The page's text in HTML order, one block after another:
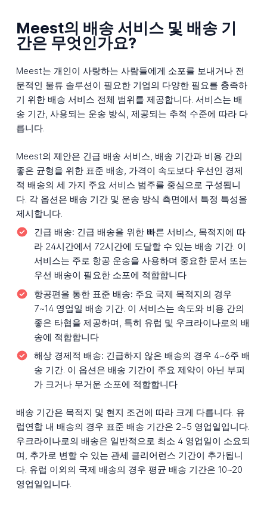
Meest의 배송 서비스 및 배송 기
간은 무엇인가요?
Meest는 개인이 사랑하는 사람들에게 소포를 보내거나 전
문적인 물류 솔루션이 필요한 기업의 다양한 필요를 충족하
기 위한 배송 서비스 전체 범위를 제공합니다. 서비스는 배
송 기간, 사용되는 운송 방식, 제공되는 추적 수준에 따라 다
릅니다.
Meest의 제안은 긴급 배송 서비스, 배송 기간과 비용 간의
좋은 균형을 위한 표준 배송, 가격이 속도보다 우선인 경제
적 배송의 세 가지 주요 서비스 범주를 중심으로 구성됩니
다. 각 옵션은 배송 기간 및 운송 방식 측면에서 특정 특성을
제시합니다.
긴급 배송: 긴급 배송을 위한 빠른 서비스, 목적지에 따
라 24시간에서 72시간에 도달할 수 있는 배송 기간. 이
서비스는 주로 항공 운송을 사용하며 중요한 문서 또는
우선 배송이 필요한 소포에 적합합니다
항공편을 통한 표준 배송: 주요 국제 목적지의 경우
7~14 영업일 배송 기간. 이 서비스는 속도와 비용 간의
좋은 타협을 제공하며, 특히 유럽 및 우크라이나로의 배
송에 적합합니다
해상 경제적 배송: 긴급하지 않은 배송의 경우 4~6주 배
송 기간. 이 옵션은 배송 기간이 주요 제약이 아닌 부피
가 크거나 무거운 소포에 적합합니다
배송 기간은 목적지 및 현지 조건에 따라 크게 다릅니다. 유
럽연합 내 배송의 경우 표준 배송 기간은 2~5 영업일입니다.
우크라이나로의 배송은 일반적으로 최소 4 영업일이 소요되
며, 추가로 변할 수 있는 관세 클리어런스 기간이 추가됩니
다. 유럽 이외의 국제 배송의 경우 평균 배송 기간은 10~20
영업일입니다.